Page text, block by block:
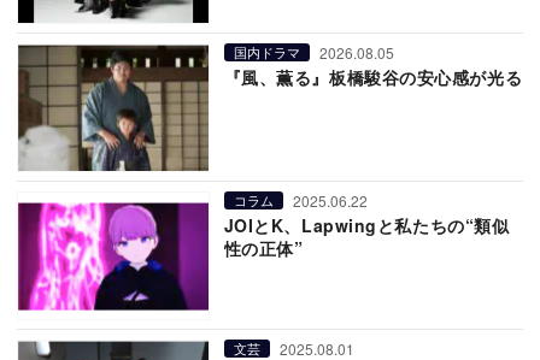
国内ドラマ 2026.08.05
『風、薫る』板橋駿谷の安心感が光る
コラム 2025.06.22
JOIとK、Lapwingと私たちの“類似
性の正体”
文芸 2025.08.01